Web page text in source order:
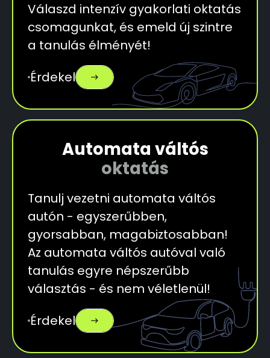
Válaszd intenzív gyakorlati oktatás
csomagunkat, és emeld új szintre
a tanulás élményét!
Érdekel
east
Automata váltós
oktatás
Tanulj vezetni automata váltós
autón - egyszerűbben,
gyorsabban, magabiztosabban!
Az automata váltós autóval való
tanulás egyre népszerűbb
választás - és nem véletlenül!
Érdekel
east